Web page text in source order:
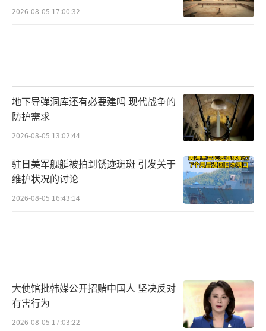
2026-08-05 17:00:32
地下导弹洞库还有必要建吗 现代战争的
防护需求
2026-08-05 13:02:44
驻日美军舰艇被拍到锈迹斑斑 引发关于
维护状况的讨论
2026-08-05 16:43:14
大使馆批韩媒公开招赌中国人 坚决反对
有害行为
2026-08-05 17:03:22